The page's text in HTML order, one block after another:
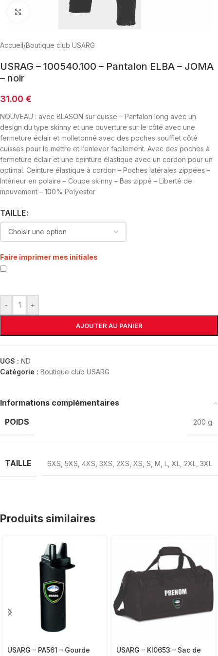
Click to enlarge
Accueil/Boutique club USARG
USRAG – 100540.100 – Pantalon ELBA – JOMA
– noir
31.00 €
NOUVEAU : avec BLASON sur cuisse – Pantalon long avec un
design du type skinny et une ouverture sur le côté avec une
fermeture éclair et molletonné avec des poches soufflet côté
cuisses pour le mettre et l’enlever facilement. Avec des poches à
fermeture éclair et une ceinture élastique avec un cordon pour un
optimal. Ceinture élastique à cordon – Poches latérales zippées –
Intérieur en polaire – Coupe skinny – Bas zippé – Liberté de
mouvement – 100% Polyester
TAILLE
Faire imprimer mes initiales
- +
AJOUTER AU PANIER
UGS : ND
Catégorie : Boutique club USARG
Informations complémentaires
POIDS
200 g
TAILLE 6XS 5XS 4XS 3XS 2XS XS S M L XL 2XL 3XL
Produits similaires
USARG – PA561 – Gourde
USARG – KI0653 – Sac de